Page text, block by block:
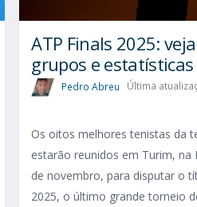
ATP Finals 2025:
grupos e estatísticas
Pedro Abreu Última
Os oitos melhores tenistas da
estarão reunidos em Turim, na
de novembro, para disputar o
2025, o último grande torneio